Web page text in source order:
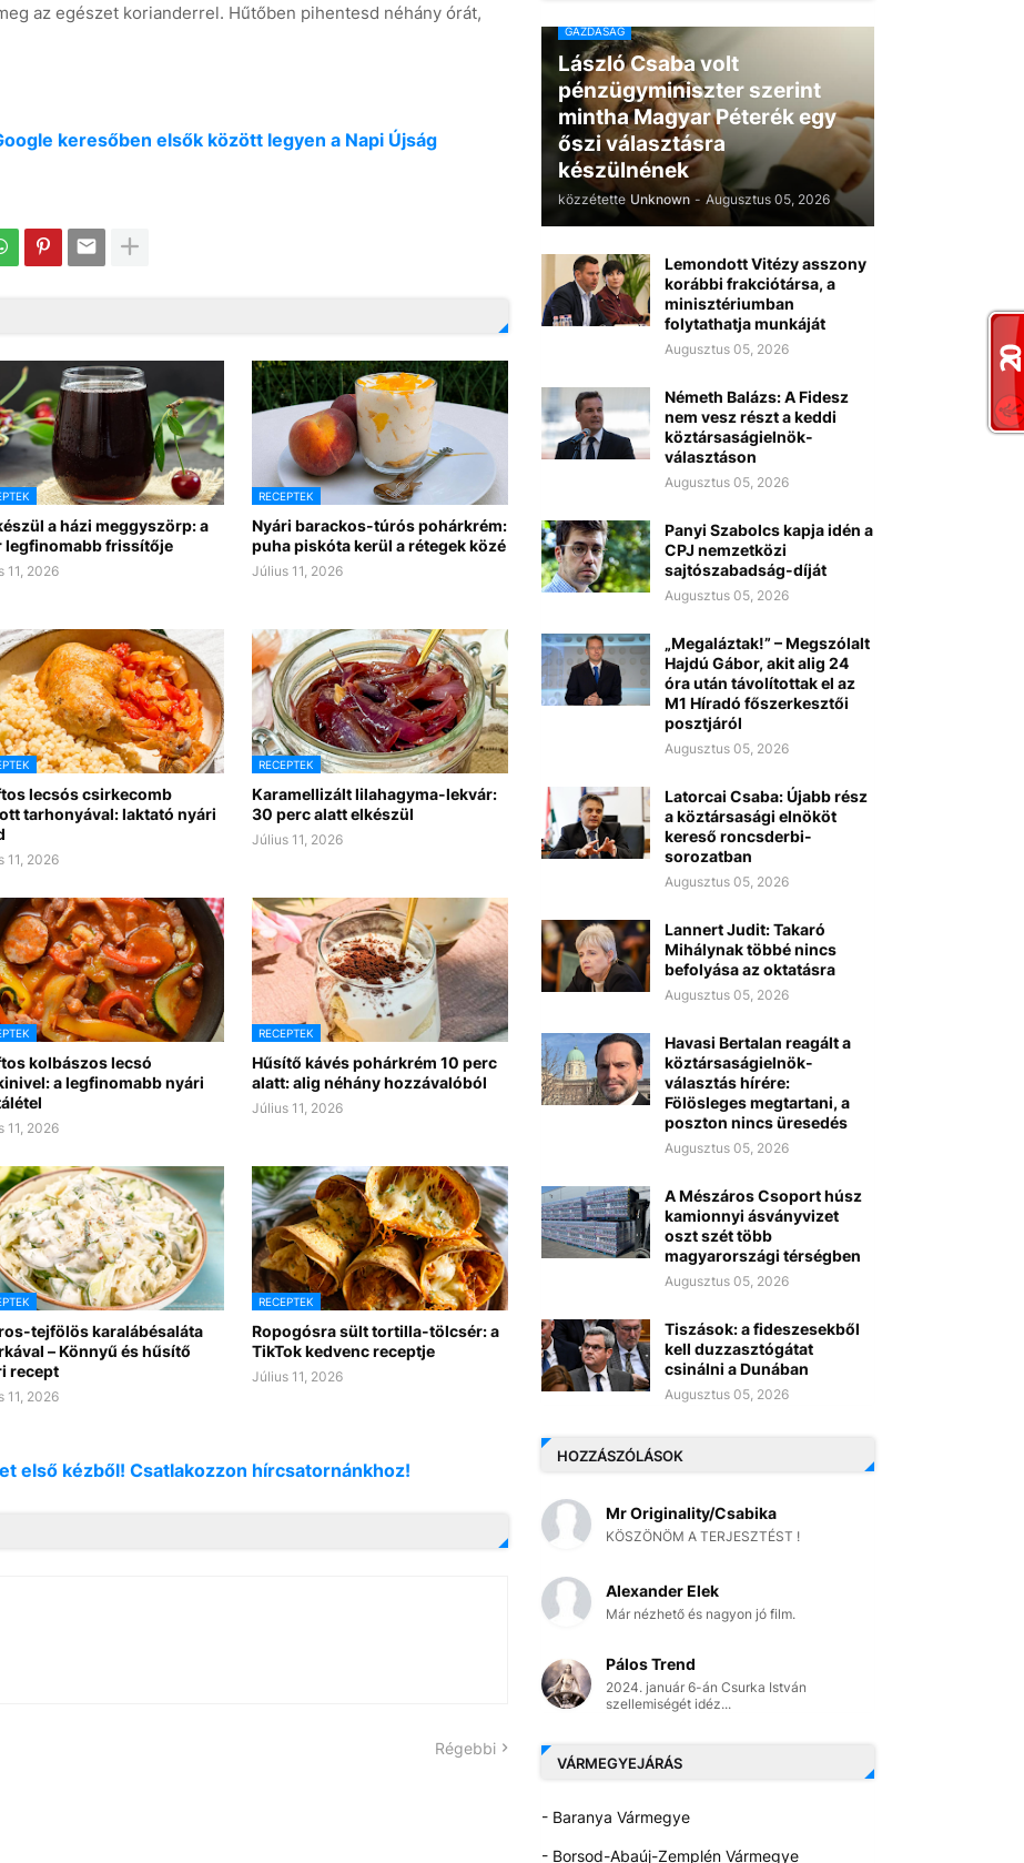
az egészet korianderrel. Hűtőben pihentesd néhány órát,
keresőben elsők között legyen a Napi Újság
a házi meggyszörp: a
legfinomabb frissítője
11, 2026
RECEPTEK
Nyári barackos-túrós pohárkrém:
puha piskóta kerül a rétegek közé
Július 11, 2026
lecsós csirkecomb
tarhonyával: laktató nyári
11, 2026
RECEPTEK
Karamellizált lilahagyma-lekvár:
30 perc alatt elkészül
Július 11, 2026
kolbászos lecsó
a legfinomabb nyári
11, 2026
RECEPTEK
Hűsítő kávés pohárkrém 10 perc
alatt: alig néhány hozzávalóból
Július 11, 2026
tejfölös karalábésaláta
– Könnyű és hűsítő
recept
11, 2026
RECEPTEK
Ropogósra sült tortilla-tölcsér: a
TikTok kedvenc receptje
Július 11, 2026
első kézből! Csatlakozzon hírcsatornánkhoz!
Régebbi
GAZDASÁG
László Csaba volt
pénzügyminiszter szerint
mintha Magyar Péterék egy
őszi választásra
készülnének
közzétette Unknown - Augusztus 05, 2026
Lemondott Vitézy asszony
korábbi frakciótársa, a
minisztériumban
folytathatja munkáját
Augusztus 05, 2026
Németh Balázs: A Fidesz
nem vesz részt a keddi
köztársaságielnök-
választáson
Augusztus 05, 2026
Panyi Szabolcs kapja idén a
CPJ nemzetközi
sajtószabadság-díját
Augusztus 05, 2026
„Megaláztak!” – Megszólalt
Hajdú Gábor, akit alig 24
óra után távolítottak el az
M1 Híradó főszerkesztői
posztjáról
Augusztus 05, 2026
Latorcai Csaba: Újabb rész
a köztársasági elnököt
kereső roncsderbi-
sorozatban
Augusztus 05, 2026
Lannert Judit: Takaró
Mihálynak többé nincs
befolyása az oktatásra
Augusztus 05, 2026
Havasi Bertalan reagált a
köztársaságielnök-
választás hírére:
Fölösleges megtartani, a
poszton nincs üresedés
Augusztus 05, 2026
A Mészáros Csoport húsz
kamionnyi ásványvizet
oszt szét több
magyarországi térségben
Augusztus 05, 2026
Tiszások: a fideszesekből
kell duzzasztógátat
csinálni a Dunában
Augusztus 05, 2026
HOZZÁSZÓLÁSOK
Mr Originality/Csabika
KÖSZÖNÖM A TERJESZTÉST !
Alexander Elek
Már nézhető és nagyon jó film.
Pálos Trend
2024. január 6-án Csurka István
szellemiségét idéz...
VÁRMEGYEJÁRÁS
- Baranya Vármegye
- Borsod-Abaúj-Zemplén Vármegye